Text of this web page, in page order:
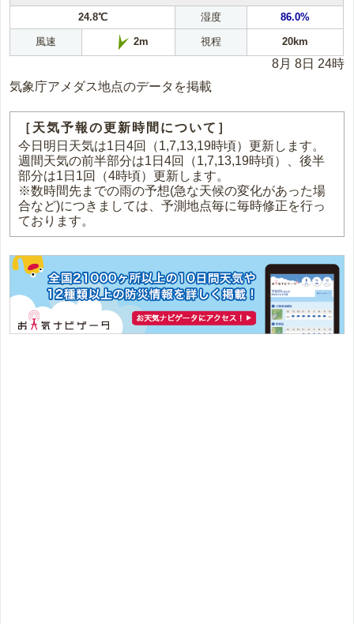
24.8℃ 湿度 86.0%
風速 2m 視程 20km
8月 8日 24時
気象庁アメダス地点のデータを掲載
［天気予報の更新時間について］
今日明日天気は1日4回（1,7,13,19時頃）更新します。
週間天気の前半部分は1日4回（1,7,13,19時頃）、後半
部分は1日1回（4時頃）更新します。
※数時間先までの雨の予想(急な天候の変化があった場
合など)につきましては、予測地点毎に毎時修正を行っ
ております。